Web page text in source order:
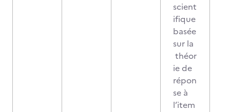
scient
ifique
basée
sur la
théor
ie de
répon
se à
l’item